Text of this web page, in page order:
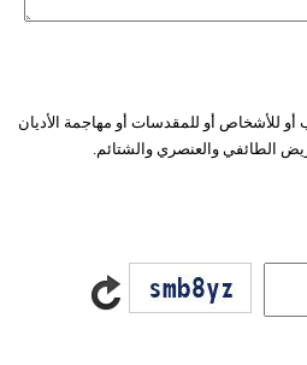
أو للأشخاص أو للمقدسات أو مهاجمة الأديان
الطائفي والعنصري والشتائم.